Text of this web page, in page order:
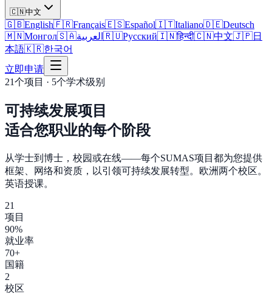
🇨🇳中文
🇬🇧English🇫🇷Français🇪🇸Español🇮🇹Italiano🇩🇪Deutsch
🇲🇳Монгол🇸🇦العربية 🇷🇺Русский🇮🇳हिन्दी🇨🇳中文🇯🇵日
本語🇰🇷한국어
立即申请
21个项目 · 5个学术级别
可持续发展项目
适合您职业的每个阶段
从学士到博士，校园或在线——每个SUMAS项目都为您提供
框架、网络和资质，以引领可持续发展转型。欧洲两个校区。
英语授课。
21
项目
90%
就业率
70+
国籍
2
校区